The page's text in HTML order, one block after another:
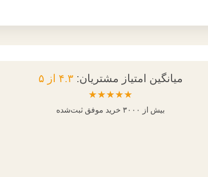
میانگین امتیاز مشتریان:۴.۳ از ۵
★★★★★
بیش از ۳۰۰۰ خرید موفق ثبت‌شده
مطابق عکس بود. از خریدم راضی‌ام.